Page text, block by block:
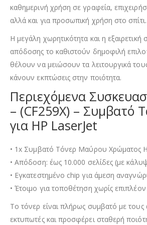
καθημερινή χρήση σε γραφεία,
αλλά και για προσωπική χρήση στο σπίτι.
Η μεγάλη χωρητικότητα και η εξαιρετική
απόδοσης το καθιστούν δημοφιλή
θέλουν να μειώσουν τα λειτουργικά
κάνουν εκπτώσεις στην ποιότητα.
Περιεχόμενα
– (CF259X) – Συμβατό
για HP LaserJet
• 1x Συμβατό Τόνερ Μαύρου Χρώματος
• Απόδοση: έως 10.000 σελίδες (με
• Εγκατεστημένο chip για άμεση
• Έτοιμο για τοποθέτηση χωρίς επιπλέον
Το τόνερ είναι πλήρως συμβατό με τους
εκτυπωτές και προσφέρει σταθερή